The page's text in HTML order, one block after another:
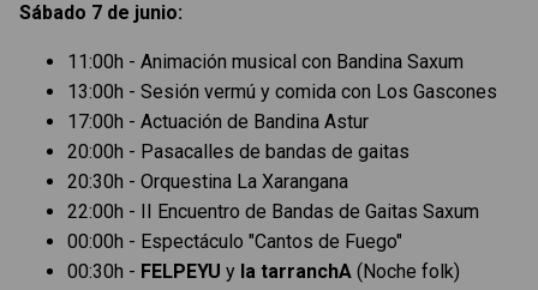
Sábado 7 de junio:
11:00h - Animación musical con Bandina Saxum
13:00h - Sesión vermú y comida con Los Gascones
17:00h - Actuación de Bandina Astur
20:00h - Pasacalles de bandas de gaitas
20:30h - Orquestina La Xarangana
22:00h - II Encuentro de Bandas de Gaitas Saxum
00:00h - Espectáculo "Cantos de Fuego"
00:30h - FELPEYU y la tarranchA (Noche folk)